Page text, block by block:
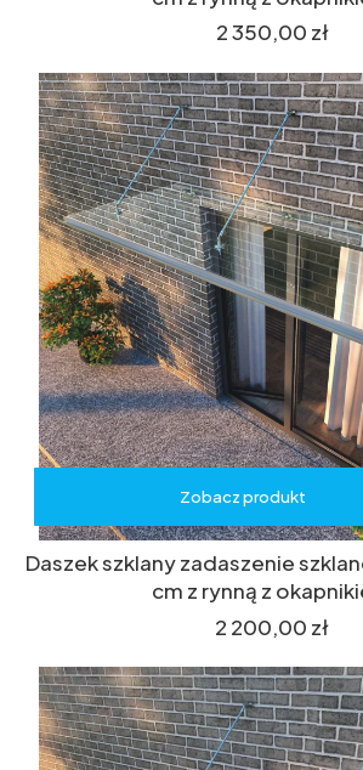
Cena
2 350,00 zł
Zobacz produkt
Daszek szklany zadaszenie
cm z rynną z
Cena
2 200,00 zł